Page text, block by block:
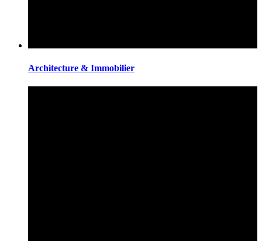
Architecture & Immobilier